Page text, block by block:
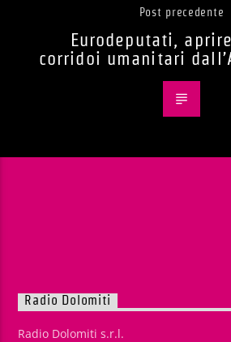
Post precedente
Eurodeputati,
corridoi umanitari
Radio Dolomiti
Radio Dolomiti s.r.l.